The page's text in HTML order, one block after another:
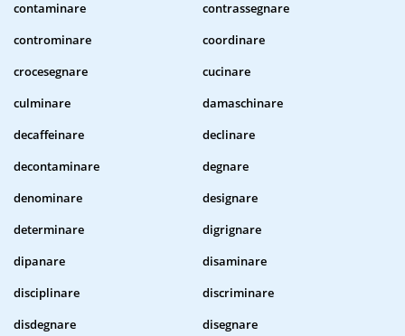
contaminare
contrassegnare
controminare
coordinare
crocesegnare
cucinare
culminare
damaschinare
decaffeinare
declinare
decontaminare
degnare
denominare
designare
determinare
digrignare
dipanare
disaminare
disciplinare
discriminare
disdegnare
disegnare